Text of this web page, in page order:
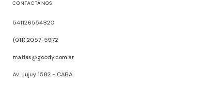
CONTACTÁNOS
541126554820
(011) 2057-5972
matias@goody.com.ar
Av. Jujuy 1582 - CABA